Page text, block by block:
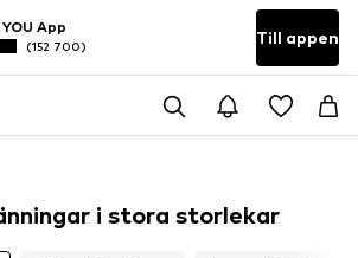
App
(152 700) Till appen
i stora storlekar